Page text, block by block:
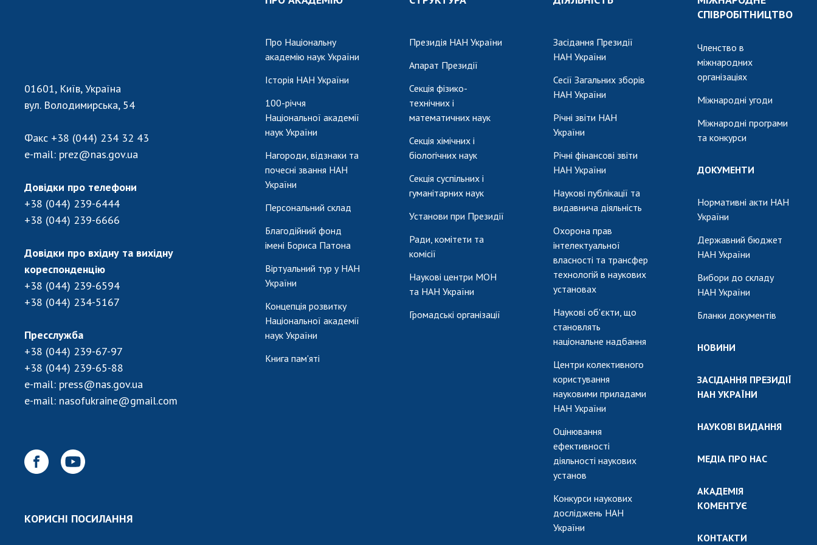
КОМЕНТУЄ
КОНТАКТИ
ПРОФСПІЛКА НАН
УКРАЇНИ
КАБІНЕТ
01601, Київ, Україна
вул. Володимирська, 54
Факс +38 (044) 234 32 43
e-mail: prez@nas.gov.ua
Довідки про телефони
+38 (044) 239-6444
+38 (044) 239-6666
Довідки про вхідну та вихідну
кореспонденцію
+38 (044) 239-6594
+38 (044) 234-5167
Пресслужба
+38 (044) 239-67-97
+38 (044) 239-65-88
e-mail: press@nas.gov.ua
e-mail: nasofukraine@gmail.com
КОРИСНІ ПОСИЛАННЯ
Про Національну
академію наук України
Історія НАН України
100-річчя
Національної академії
наук України
Нагороди, відзнаки та
почесні звання НАН
України
Персональний склад
Благодійний фонд
імені Бориса Патона
Віртуальний тур у НАН
України
Концепція розвитку
Національної академії
наук України
Книга пам'яті
Президія НАН України
Апарат Президії
Секція фізико-
технічних і
математичних наук
Секція хімічних і
біологічних наук
Секція суспільних і
гуманітарних наук
Установи при Президії
Ради, комітети та
комісії
Наукові центри МОН
та НАН України
Громадські організації
Засідання Президії
НАН України
Сесії Загальних зборів
НАН України
Річні звіти НАН
України
Річні фінансові звіти
НАН України
Наукові публікації та
видавнича діяльність
Охорона прав
інтелектуальної
власності та трансфер
технологій в наукових
установах
Наукові об'єкти, що
становлять
національне надбання
Центри колективного
користування
науковими приладами
НАН України
Оцінювання
ефективності
діяльності наукових
установ
Конкурси наукових
досліджень НАН
України
СПІВРОБІТНИЦТВО
Членство в
міжнародних
організаціях
Міжнародні угоди
Міжнародні програми
та конкурси
ДОКУМЕНТИ
Нормативні акти НАН
України
Державний бюджет
НАН України
Вибори до складу
НАН України
Бланки документів
НОВИНИ
ЗАСІДАННЯ ПРЕЗИДІЇ
НАН УКРАЇНИ
НАУКОВІ ВИДАННЯ
МЕДІА ПРО НАС
АКАДЕМІЯ
КОМЕНТУЄ
КОНТАКТИ